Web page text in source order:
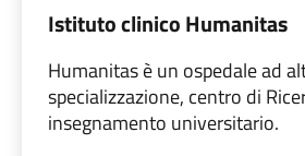
Istituto clinico Humanitas
Humanitas è un ospedale ad
specializzazione, centro di
insegnamento universitario.